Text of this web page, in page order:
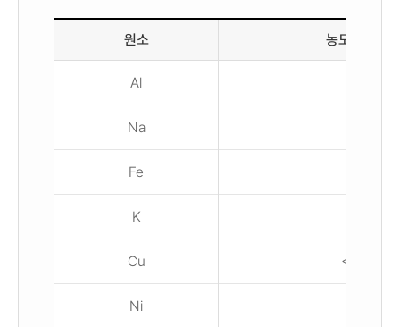
원소 농도 (ppm)
Al
Na
Fe
K
Cu < 0.01
Ni